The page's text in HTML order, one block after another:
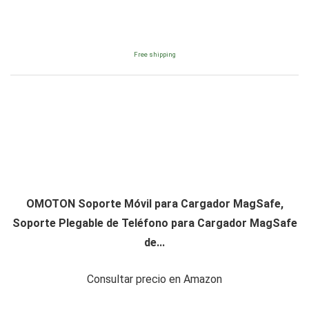
Free shipping
OMOTON Soporte Móvil para Cargador MagSafe,
Soporte Plegable de Teléfono para Cargador MagSafe
de...
Consultar precio en Amazon